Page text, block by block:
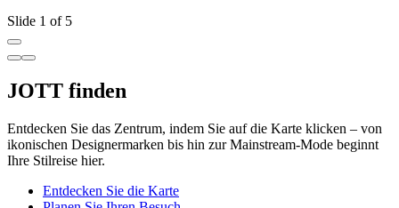
Slide 1 of 5
JOTT finden
Entdecken Sie das Zentrum, indem Sie auf die Karte klicken – von
ikonischen Designermarken bis hin zur Mainstream-Mode beginnt
Ihre Stilreise hier.
Entdecken Sie die Karte